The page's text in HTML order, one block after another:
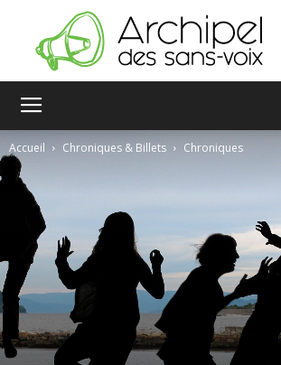
sans-
voix
Accueil Chroniques & Billets Chroniques